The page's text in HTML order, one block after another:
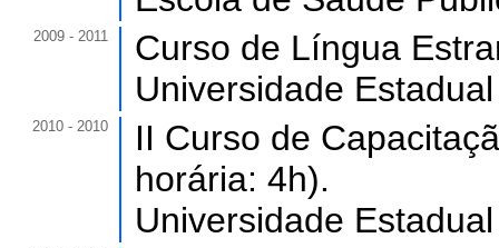
2009 - 2011
Curso de Língua
Universidade
2010 - 2010
II Curso de
horária: 4h).
Universidade